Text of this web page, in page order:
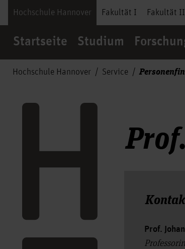
Hochschule Hannover Fakultät I Fakultät II
Startseite Studium
Hochschule Hannover Service
Prof.
Professorin